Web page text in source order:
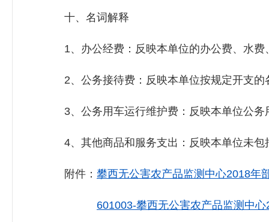
十、名词解释
1、办公经费：反映本单位的办公费、水费
2、公务接待费：反映本单位按规定开支的
3、公务用车运行维护费：反映本单位公务
4、其他商品和服务支出：反映本单位未包
附件： 攀西无公害农产品监测中心2018年
601003-攀西无公害农产品监测中